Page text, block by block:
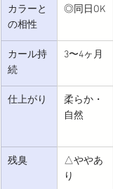
カラーと
の相性
◎同日OK
カール持
続
3〜4ヶ月
仕上がり
柔らか・
自然
残臭
△ややあ
り